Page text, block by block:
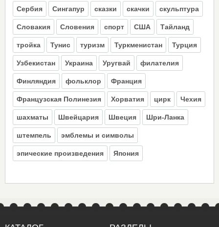
Сербия Сингапур сказки скачки скульптура
Словакия Словения спорт США Тайланд
тройка Тунис туризм Туркменистан Турция
Узбекистан Украина Уругвай филателия
Финляндия фольклор Франция
Французская Полинезия Хорватия цирк Чехия
шахматы Швейцария Швеция Шри-Ланка
штемпель эмблемы и символы
эпические произведения Япония